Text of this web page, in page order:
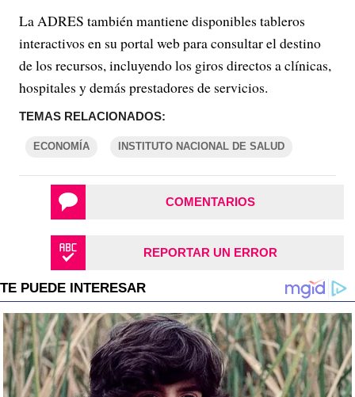
La ADRES también mantiene disponibles tableros
interactivos en su portal web para consultar el destino
de los recursos, incluyendo los giros directos a clínicas,
hospitales y demás prestadores de servicios.
TEMAS RELACIONADOS:
ECONOMÍA INSTITUTO NACIONAL DE SALUD
COMENTARIOS
REPORTAR UN ERROR